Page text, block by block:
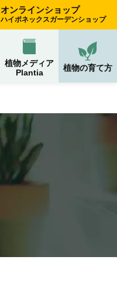
植物メディア
Plantia
植物の育て方
オンラインショップ
ハイポネックスガーデンショップ